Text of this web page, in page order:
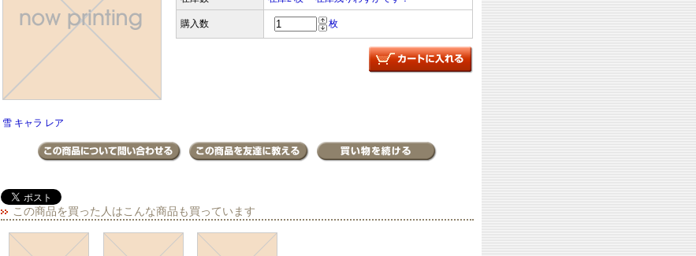
購入数 枚
雪 キャラ レア
この商品を買った人はこんな商品も買っています